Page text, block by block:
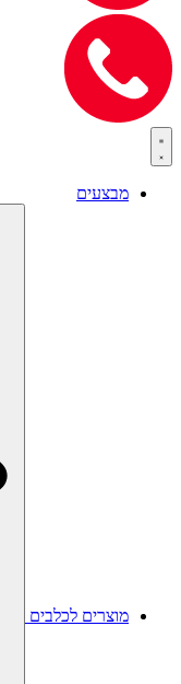
מבצעים
מוצרים לכלבים